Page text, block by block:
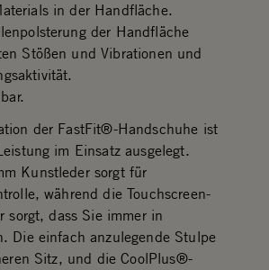
in der Handfläche.
der Handfläche
Stößen und Vibrationen und
der FastFit®-Handschuhe ist
im Einsatz ausgelegt.
Kunstleder sorgt für
während die Touchscreen-
sorgt, dass Sie immer in
Die einfach anzulegende Stulpe
Sitz, und die CoolPlus®-